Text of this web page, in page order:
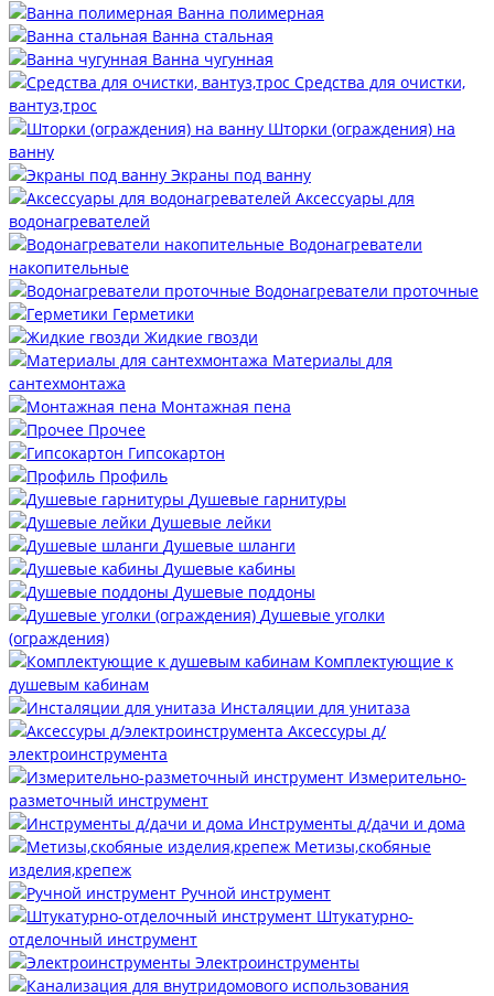
Ванна полимерная
Ванна стальная
Ванна чугунная
Средства для очистки,
вантуз,трос
Шторки (ограждения) на
ванну
Экраны под ванну
Аксессуары для
водонагревателей
Водонагреватели
накопительные
Водонагреватели проточные
Герметики
Жидкие гвозди
Материалы для
сантехмонтажа
Монтажная пена
Прочее
Гипсокартон
Профиль
Душевые гарнитуры
Душевые лейки
Душевые шланги
Душевые кабины
Душевые поддоны
Душевые уголки
(ограждения)
Комплектующие к
душевым кабинам
Инсталяции для унитаза
Аксессуры д/
электроинструмента
Измерительно-
разметочный инструмент
Инструменты д/дачи и дома
Метизы,скобяные
изделия,крепеж
Ручной инструмент
Штукатурно-
отделочный инструмент
Электроинструменты